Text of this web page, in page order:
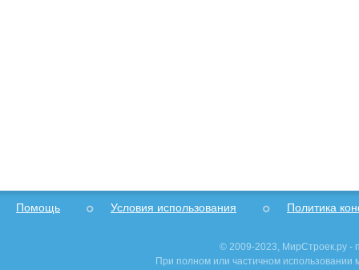
Помощь Условия использования Политика
© 2009-2023, МирСтроек.ру -
При полном или частичном использовании